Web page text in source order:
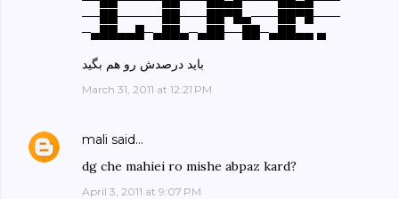
──██─────██───██▀█▄───██▀█───
─▄██▄▄█─▄██▄─▄██──██─▄██▄▄ ▄
باید درصدش رو هم بگید
March 31, 2011 at 12:21 PM
mali said…
dg che mahiei ro mishe abpaz kard?
April 3, 2011 at 9:07 PM